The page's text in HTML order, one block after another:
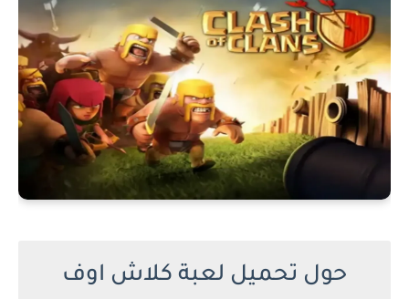
حول تحميل لعبة كلاش اوف